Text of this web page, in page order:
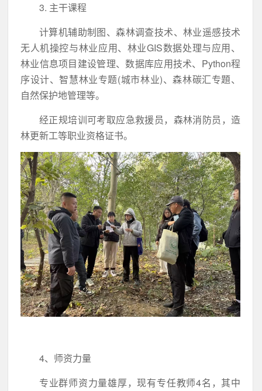
3. 主干课程
计算机辅助制图、森林调查技术、林业遥感技术
无人机操控与林业应用、林业GIS数据处理与应用、
林业信息项目建设管理、数据库应用技术、Python程
序设计、智慧林业专题(城市林业)、森林碳汇专題、
自然保护地管理等。
经正规培训可考取应急救援员，森林消防员，造
林更新工等职业资格证书。
4、师资力量
专业群师资力量雄厚，现有专任教师4名，其中